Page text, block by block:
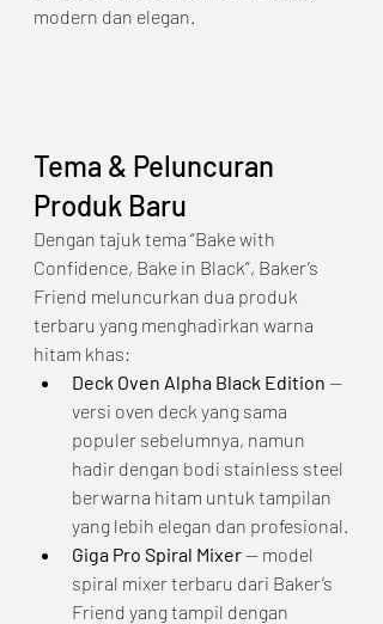
modern dan elegan.
Tema & Peluncuran
Produk Baru
Dengan tajuk tema “Bake with
Confidence, Bake in Black”, Baker’s
Friend meluncurkan dua produk
terbaru yang menghadirkan warna
hitam khas:
Deck Oven Alpha Black Edition —
versi oven deck yang sama
populer sebelumnya, namun
hadir dengan bodi stainless steel
berwarna hitam untuk tampilan
yang lebih elegan dan profesional.
Giga Pro Spiral Mixer — model
spiral mixer terbaru dari Baker’s
Friend yang tampil dengan